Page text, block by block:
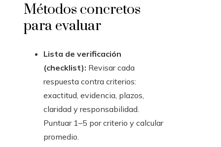
Métodos concretos
para evaluar
Lista de verificación
(checklist): Revisar cada
respuesta contra criterios:
exactitud, evidencia, plazos,
claridad y responsabilidad.
Puntuar 1–5 por criterio y calcular
promedio.